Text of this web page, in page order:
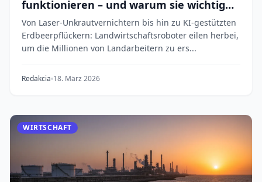
funktionieren – und warum sie wichtig
sind
Von Laser-Unkrautvernichtern bis hin zu KI-gestützten
Erdbeerpflückern: Landwirtschaftsroboter eilen herbei,
um die Millionen von Landarbeitern zu ers...
Redakcia 18. März 2026
WIRTSCHAFT